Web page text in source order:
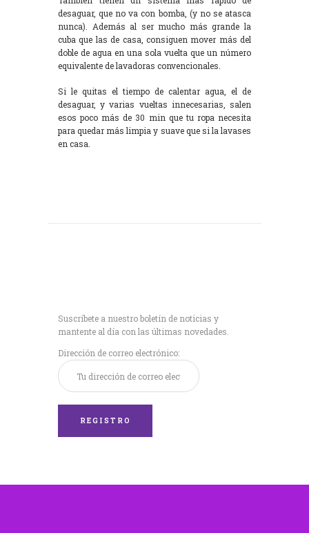
desaguar, que no va con bomba, (y no se atasca
nunca). Además al ser mucho más grande la
cuba que las de casa, consiguen mover más del
doble de agua en una sola vuelta que un número
equivalente de lavadoras convencionales.
Si le quitas el tiempo de calentar agua, el de
desaguar, y varias vueltas innecesarias, salen
esos poco más de 30 min que tu ropa necesita
para quedar más limpia y suave que si la lavases
en casa.
Suscríbete a nuestro boletín de noticias y
mantente al día con las últimas novedades.
Dirección de correo electrónico: